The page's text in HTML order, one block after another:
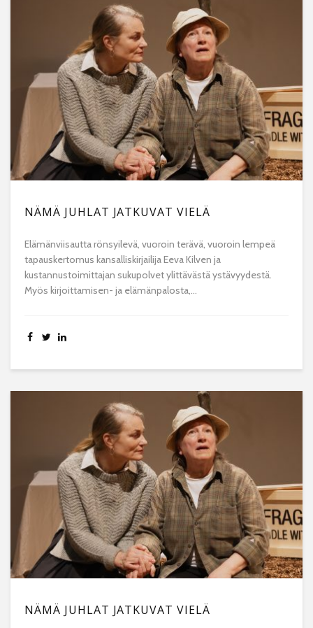
NÄMÄ JUHLAT JATKUVAT VIELÄ
Elämänviisautta rönsyilevä, vuoroin terävä, vuoroin lempeä
tapauskertomus kansalliskirjailija Eeva Kilven ja
kustannustoimittajan sukupolvet ylittävästä ystävyydestä.
Myös kirjoittamisen- ja elämänpalosta,...
NÄMÄ JUHLAT JATKUVAT VIELÄ